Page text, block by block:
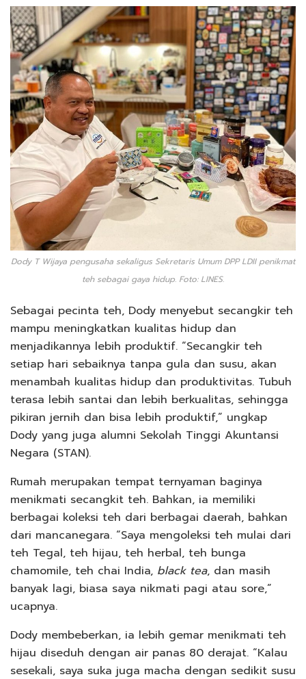
Dody T Wijaya pengusaha sekaligus Sekretaris Umum DPP LDII penikmat
teh sebagai gaya hidup. Foto: LINES.
Sebagai pecinta teh, Dody menyebut secangkir teh
mampu meningkatkan kualitas hidup dan
menjadikannya lebih produktif. “Secangkir teh
setiap hari sebaiknya tanpa gula dan susu, akan
menambah kualitas hidup dan produktivitas. Tubuh
terasa lebih santai dan lebih berkualitas, sehingga
pikiran jernih dan bisa lebih produktif,” ungkap
Dody yang juga alumni Sekolah Tinggi Akuntansi
Negara (STAN).
Rumah merupakan tempat ternyaman baginya
menikmati secangkit teh. Bahkan, ia memiliki
berbagai koleksi teh dari berbagai daerah, bahkan
dari mancanegara. “Saya mengoleksi teh mulai dari
teh Tegal, teh hijau, teh herbal, teh bunga
chamomile, teh chai India, black tea, dan masih
banyak lagi, biasa saya nikmati pagi atau sore,”
ucapnya.
Dody membeberkan, ia lebih gemar menikmati teh
hijau diseduh dengan air panas 80 derajat. “Kalau
sesekali, saya suka juga macha dengan sedikit susu